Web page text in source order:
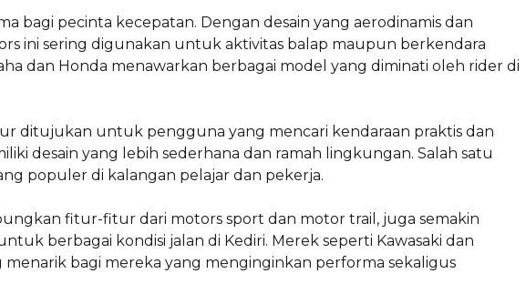
bagi pecinta kecepatan. Dengan desain yang aerodinamis dan
ini sering digunakan untuk aktivitas balap maupun berkendara
dan Honda menawarkan berbagai model yang diminati oleh rider di
ditujukan untuk pengguna yang mencari kendaraan praktis dan
desain yang lebih sederhana dan ramah lingkungan. Salah satu
populer di kalangan pelajar dan pekerja.
fitur-fitur dari motors sport dan motor trail, juga semakin
berbagai kondisi jalan di Kediri. Merek seperti Kawasaki dan
bagi mereka yang menginginkan performa sekaligus